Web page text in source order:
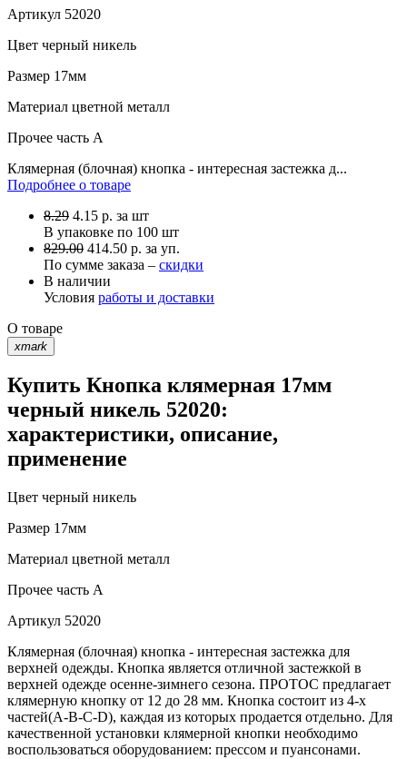
Артикул 52020
Цвет черный никель
Размер 17мм
Материал цветной металл
Прочее часть A
Клямерная (блочная) кнопка - интересная застежка д...
Подробнее о товаре
8.29 4.15 р. за шт
В упаковке по 100 шт
829.00 414.50 р. за уп.
По сумме заказа – скидки
В наличии
Условия работы и доставки
О товаре
xmark
Купить Кнопка клямерная 17мм
черный никель 52020:
характеристики, описание,
применение
Цвет черный никель
Размер 17мм
Материал цветной металл
Прочее часть A
Артикул 52020
Клямерная (блочная) кнопка - интересная застежка для
верхней одежды. Кнопка является отличной застежкой в
верхней одежде осенне-зимнего сезона. ПРОТОС предлагает
клямерную кнопку от 12 до 28 мм. Кнопка состоит из 4-х
частей(А-В-С-D), каждая из которых продается отдельно. Для
качественной установки клямерной кнопки необходимо
воспользоваться оборудованием: прессом и пуансонами.